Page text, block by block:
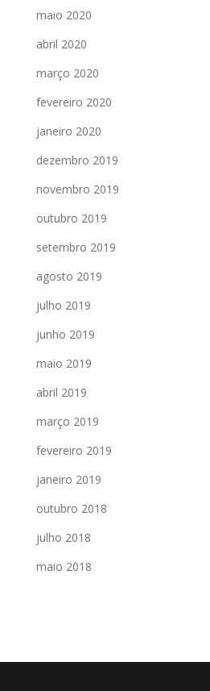
maio 2020
abril 2020
março 2020
fevereiro 2020
janeiro 2020
dezembro 2019
novembro 2019
outubro 2019
setembro 2019
agosto 2019
julho 2019
junho 2019
maio 2019
abril 2019
março 2019
fevereiro 2019
janeiro 2019
outubro 2018
julho 2018
maio 2018